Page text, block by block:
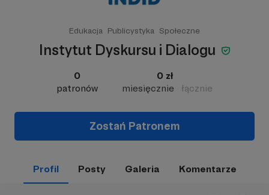
Edukacja Publicystyka Społeczne
Instytut Dyskursu i Dialogu
0
patronów
0 zł
miesięcznie
łącznie
Zostań Patronem
Profil Posty Galeria Komentarze